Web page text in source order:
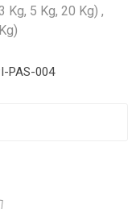
Kg, 5 Kg, 20 Kg) ,
PAS-004